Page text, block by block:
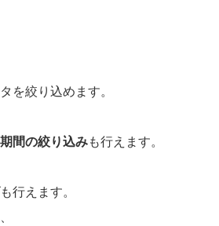
を絞り込めます。
間の絞り込みも行えます。
も行えます。